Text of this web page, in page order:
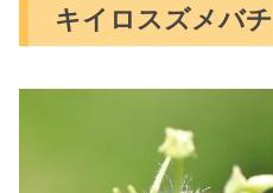
キイロスズメバチ